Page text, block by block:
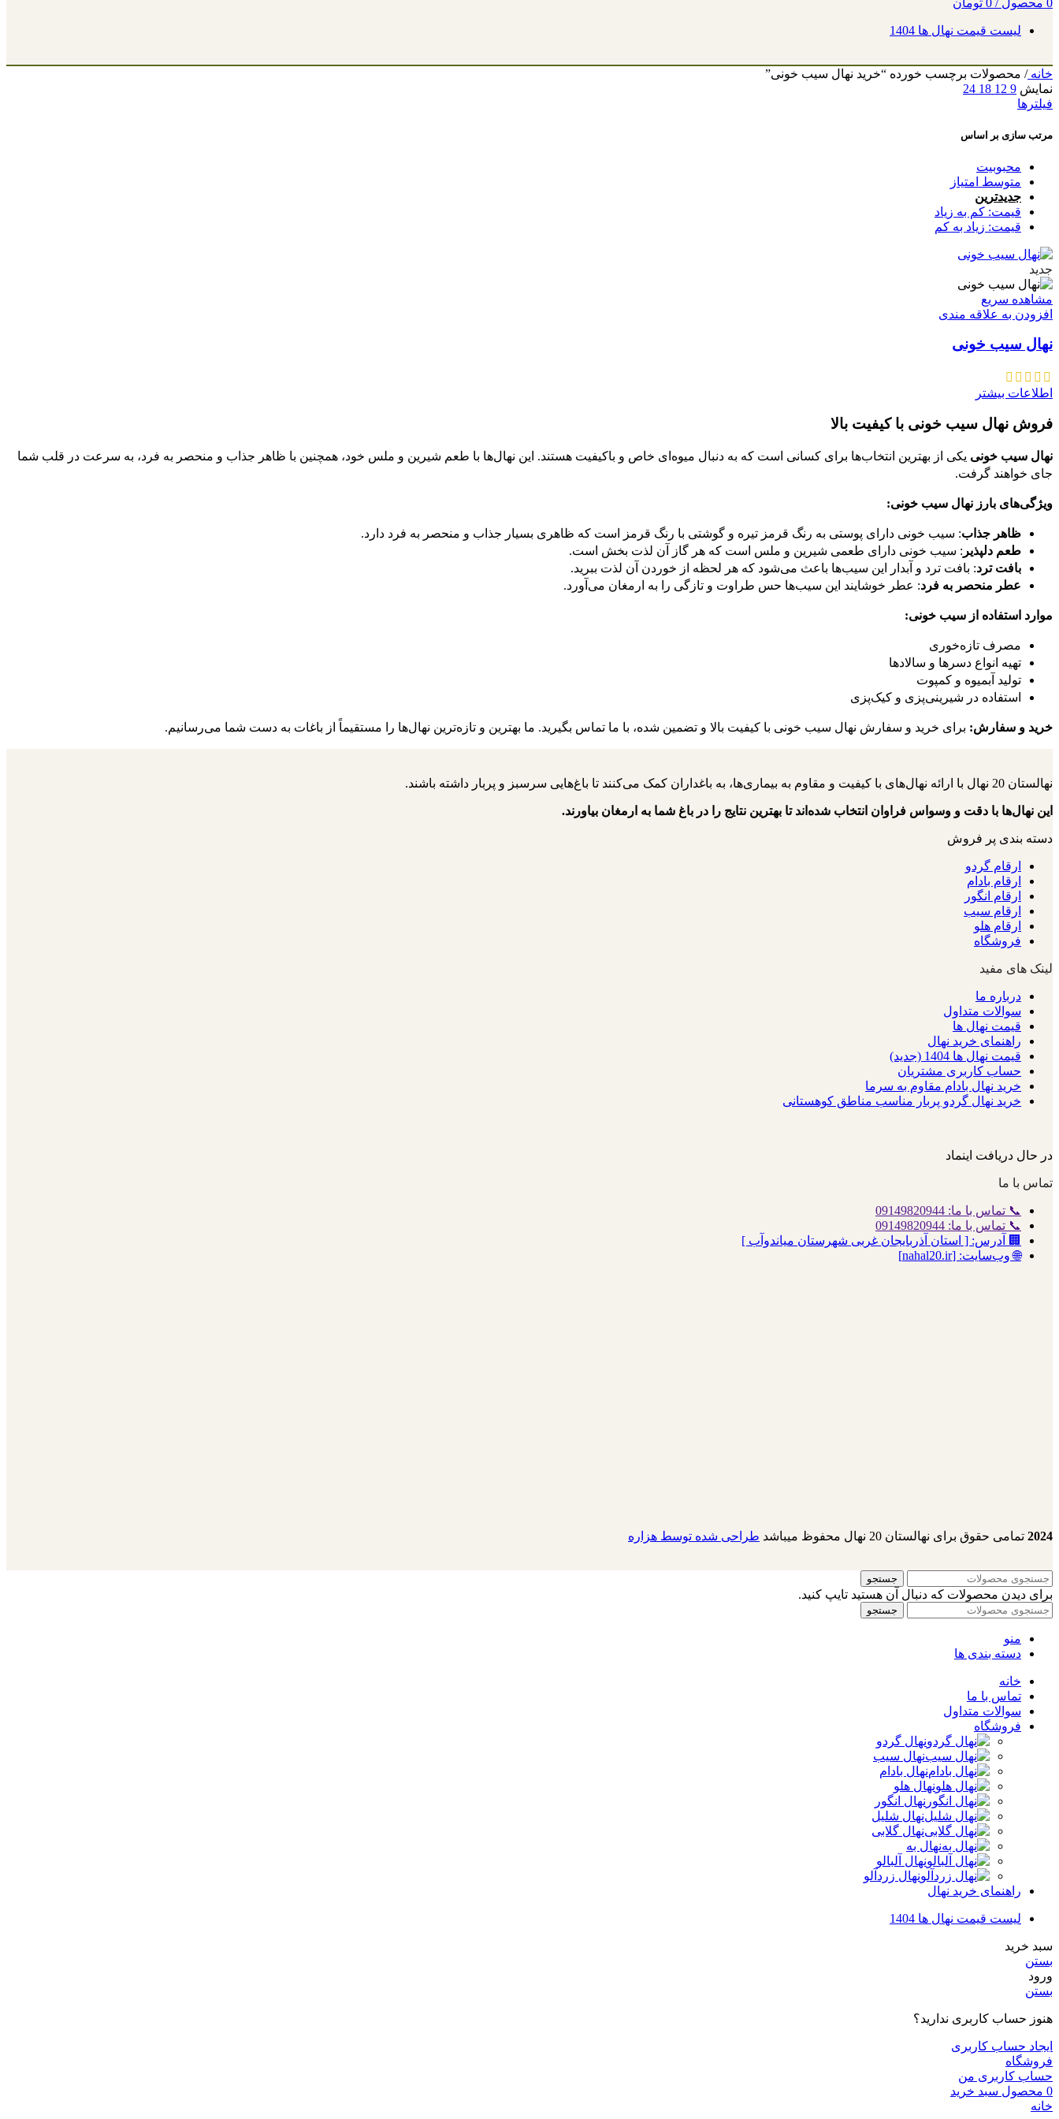
0 محصول /
0 تومان
لیست قیمت نهال ها 1404
خانه/ محصولات برچسب خورده “خرید نهال سیب خونی”
نمایش 9
12
18
24
فیلترها
مرتب سازی بر اساس
محبوبیت
متوسط امتیاز
جدیدترین
قیمت: کم به زیاد
قیمت: زیاد به کم
جدید
مشاهده سریع
افزودن به علاقه مندی
نهال سیب خونی
اطلاعات بیشتر
فروش نهال سیب خونی با کیفیت بالا
نهال سیب خونی یکی از بهترین انتخاب‌ها برای کسانی است که به دنبال میوه‌ای خاص و باکیفیت هستند. این نهال‌ها با طعم شیرین و ملس خود، همچنین با ظاهر جذاب و منحصر به فرد، به سرعت در قلب شما
جای خواهند گرفت.
ویژگی‌های بارز نهال سیب خونی:
ظاهر جذاب: سیب خونی دارای پوستی به رنگ قرمز تیره و گوشتی با رنگ قرمز است که ظاهری بسیار جذاب و منحصر به فرد دارد.
طعم دلپذیر : سیب خونی دارای طعمی شیرین و ملس است که هر گاز آن لذت بخش است.
بافت ترد: بافت ترد و آبدار این سیب‌ها باعث می‌شود که هر لحظه از خوردن آن لذت ببرید.
عطر منحصر به فرد: عطر خوشایند این سیب‌ها حس طراوت و تازگی را به ارمغان می‌آورد.
موارد استفاده از سیب خونی:
مصرف تازه‌خوری
تهیه انواع دسرها و سالادها
تولید آبمیوه و کمپوت
استفاده در شیرینی‌پزی و کیک‌پزی
خرید و سفارش: برای خرید و سفارش نهال سیب خونی با کیفیت بالا و تضمین شده، با ما تماس بگیرید. ما بهترین و تازه‌ترین نهال‌ها را مستقیماً از باغات به دست شما می‌رسانیم.
نهالستان 20 نهال با ارائه نهال‌های با کیفیت و مقاوم به بیماری‌ها، به باغداران کمک می‌کنند تا باغ‌هایی سرسبز و پربار داشته باشند.
این نهال‌ها با دقت و وسواس فراوان انتخاب شده‌اند تا بهترین نتایج را در باغ شما به ارمغان بیاورند.
دسته بندی پر فروش
ارقام گردو
ارقام بادام
ارقام انگور
ارقام سیب
ارقام هلو
فروشگاه
لینک های مفید
درباره ما
سوالات متداول
قیمت نهال ها
راهنمای خرید نهال
قیمت نهال ها 1404 (جدید)
حساب کاربری مشتریان
خرید نهال بادام مقاوم به سرما
خرید نهال گردو پربار مناسب مناطق کوهستانی
در حال دریافت اینماد
تماس با ما
📞 تماس با ما: 09149820944
📞 تماس با ما: 09149820944
🏢 آدرس: [ استان آذربایجان غربی شهرستان میاندوآب ]
🌐 وب‌سایت: [nahal20.ir]
2024 تمامی حقوق برای نهالستان 20 نهال محفوظ میباشد طراحی شده توسط هزاره
جستجو
برای دیدن محصولات که دنبال آن هستید تایپ کنید.
جستجو
منو
دسته بندی ها
خانه
تماس با ما
سوالات متداول
فروشگاه
نهال گردو
نهال سیب
نهال بادام
نهال هلو
نهال انگور
نهال شلیل
نهال گلابی
نهال به
نهال آلبالو
نهال زردآلو
راهنمای خرید نهال
لیست قیمت نهال ها 1404
سبد خرید
بستن
ورود
بستن
هنوز حساب کاربری ندارید؟
ایجاد حساب کاربری
فروشگاه
حساب کاربری من
0 محصول سبد خرید
خانه